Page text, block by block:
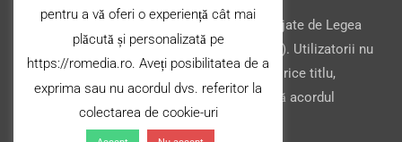
Website-ul şi conţinutul acestuia, sunt protejate de Legea
drepturilor de autor din România (nr. 8/1996). Utilizatorii nu
pot copia, stoca, modifica ori transfera cu orice titlu,
conţinutul acestuia (parțial sau integral), fără acordul
deținătorului.
pentru a vă oferi o experiență cât mai
plăcută și personalizată pe
https://romedia.ro. Aveți posibilitatea de a
exprima sau nu acordul dvs. referitor la
colectarea de cookie-uri